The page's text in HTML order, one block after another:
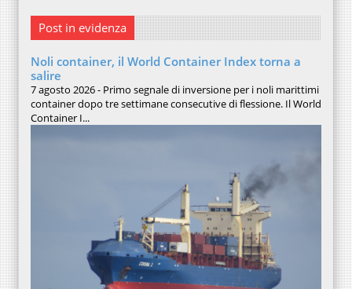
Post in evidenza
Noli container, il World Container Index torna a
salire
7 agosto 2026 - Primo segnale di inversione per i noli marittimi
container dopo tre settimane consecutive di flessione. Il World
Container I...